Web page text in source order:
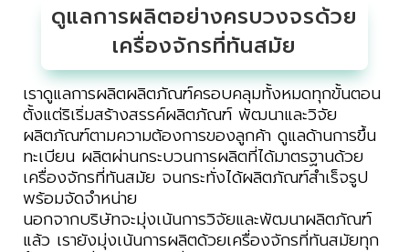
ดูแลการผลิตอย่างครบวงจรด้วย
เครื่องจักรที่ทันสมัย
เราดูแลการผลิตผลิตภัณฑ์ครอบคลุมทั้งหมดทุกขั้นตอน
ตั้งแต่ริเริ่มสร้างสรรค์ผลิตภัณฑ์ พัฒนาและวิจัย
ผลิตภัณฑ์ตามความต้องการของลูกค้า ดูแลด้านการขึ้น
ทะเบียน ผลิตผ่านกระบวนการผลิตที่ได้มาตรฐานด้วย
เครื่องจักรที่ทันสมัย จนกระทั่งได้ผลิตภัณฑ์สำเร็จรูป
พร้อมจัดจำหน่าย
นอกจากบริษัทจะมุ่งเน้นการวิจัยและพัฒนาผลิตภัณฑ์
แล้ว เรายังมุ่งเน้นการผลิตด้วยเครื่องจักรที่ทันสมัยทุก